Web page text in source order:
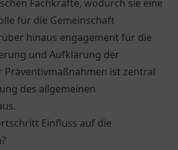
Fachkräfte, wodurch sie eine
für die Gemeinschaft
hinaus engagement für die
und Aufklärung der
Präventivmaßnahmen ist zentral
des allgemeinen
Einfluss auf die